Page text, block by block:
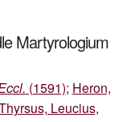
Martyrologium
(1591); Heron,
Leucius,